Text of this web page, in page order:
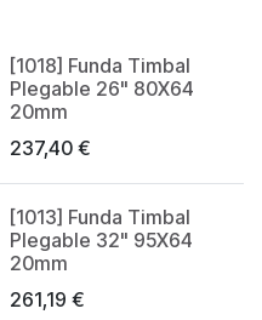
Made in Spain
[1018] Funda Timbal
Plegable 26" 80X64
20mm
237,40€
Made in Spain
[1013] Funda Timbal
Plegable 32" 95X64
20mm
261,19 €